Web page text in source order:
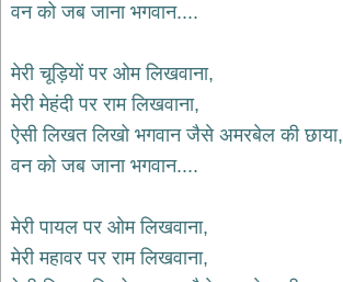
bhajans
भजन
hanuman
bhajans
साईं
भजन
जैन
भजन
वन को जब जाना भगवान....
मेरी चूड़ियों पर ओम लिखवाना,
मेरी मेहंदी पर राम लिखवाना,
ऐसी लिखत लिखो भगवान जैसे अमरबेल की छाया,
वन को जब जाना भगवान....
मेरी पायल पर ओम लिखवाना,
मेरी महावर पर राम लिखवाना,